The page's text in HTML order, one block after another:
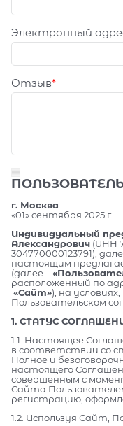
Электронный
Отзыв
г. Москва
«01» сентября 2025 г.
Индивидуальный
Александрович (ИНН
304770000123791),
настоящим
(далее –
расположенный по
«Сайт»), на
Пользовательском
1. СТАТУС
1.1. Настоящее
в соответствии со
Полное и
настоящего
совершенным с
Сайта
регистрацию,
1.2. Используя Сайт,